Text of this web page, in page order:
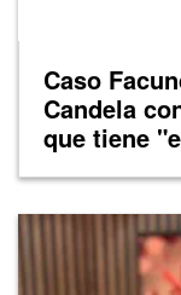
Caso
Candela
que tiene